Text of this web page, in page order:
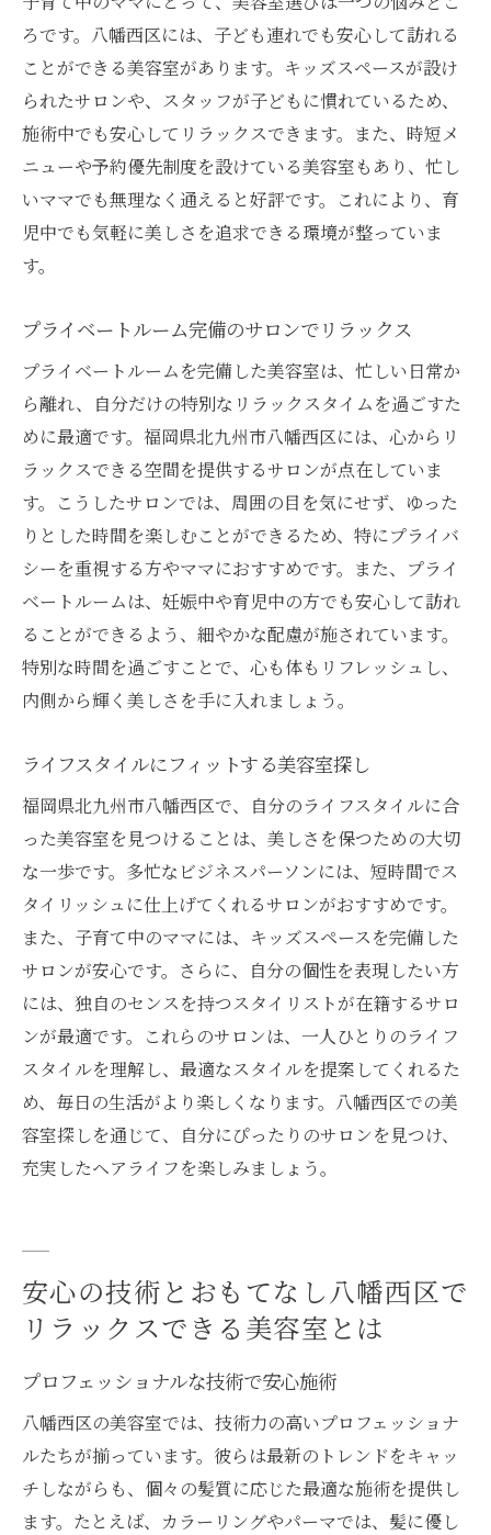
ろです。八幡西区には、子ども連れでも安心して訪れる
ことができる美容室があります。キッズスペースが設け
られたサロンや、スタッフが子どもに慣れているため、
施術中でも安心してリラックスできます。また、時短メ
ニューや予約優先制度を設けている美容室もあり、忙し
いママでも無理なく通えると好評です。これにより、育
児中でも気軽に美しさを追求できる環境が整っていま
す。
プライベートルーム完備のサロンでリラックス
プライベートルームを完備した美容室は、忙しい日常か
ら離れ、自分だけの特別なリラックスタイムを過ごすた
めに最適です。福岡県北九州市八幡西区には、心からリ
ラックスできる空間を提供するサロンが点在していま
す。こうしたサロンでは、周囲の目を気にせず、ゆった
りとした時間を楽しむことができるため、特にプライバ
シーを重視する方やママにおすすめです。また、プライ
ベートルームは、妊娠中や育児中の方でも安心して訪れ
ることができるよう、細やかな配慮が施されています。
特別な時間を過ごすことで、心も体もリフレッシュし、
内側から輝く美しさを手に入れましょう。
ライフスタイルにフィットする美容室探し
福岡県北九州市八幡西区で、自分のライフスタイルに合
った美容室を見つけることは、美しさを保つための大切
な一歩です。多忙なビジネスパーソンには、短時間でス
タイリッシュに仕上げてくれるサロンがおすすめです。
また、子育て中のママには、キッズスペースを完備した
サロンが安心です。さらに、自分の個性を表現したい方
には、独自のセンスを持つスタイリストが在籍するサロ
ンが最適です。これらのサロンは、一人ひとりのライフ
スタイルを理解し、最適なスタイルを提案してくれるた
め、毎日の生活がより楽しくなります。八幡西区での美
容室探しを通じて、自分にぴったりのサロンを見つけ、
充実したヘアライフを楽しみましょう。
安心の技術とおもてなし八幡西区で
リラックスできる美容室とは
プロフェッショナルな技術で安心施術
八幡西区の美容室では、技術力の高いプロフェッショナ
ルたちが揃っています。彼らは最新のトレンドをキャッ
チしながらも、個々の髪質に応じた最適な施術を提供し
ます。たとえば、カラーリングやパーマでは、髪に優し